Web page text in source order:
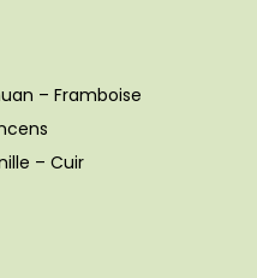
– Framboise
– Cuir